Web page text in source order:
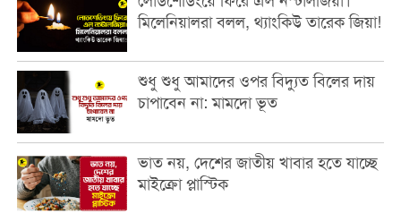
মিলেনিয়ালরা বলল, থ্যাংকিউ তারেক জিয়া!
শুধু শুধু আমাদের ওপর বিদ্যুত বিলের দায়
চাপাবেন না: মামদো ভূত
ভাত নয়, দেশের জাতীয় খাবার হতে যাচ্ছে
মাইক্রো প্লাস্টিক